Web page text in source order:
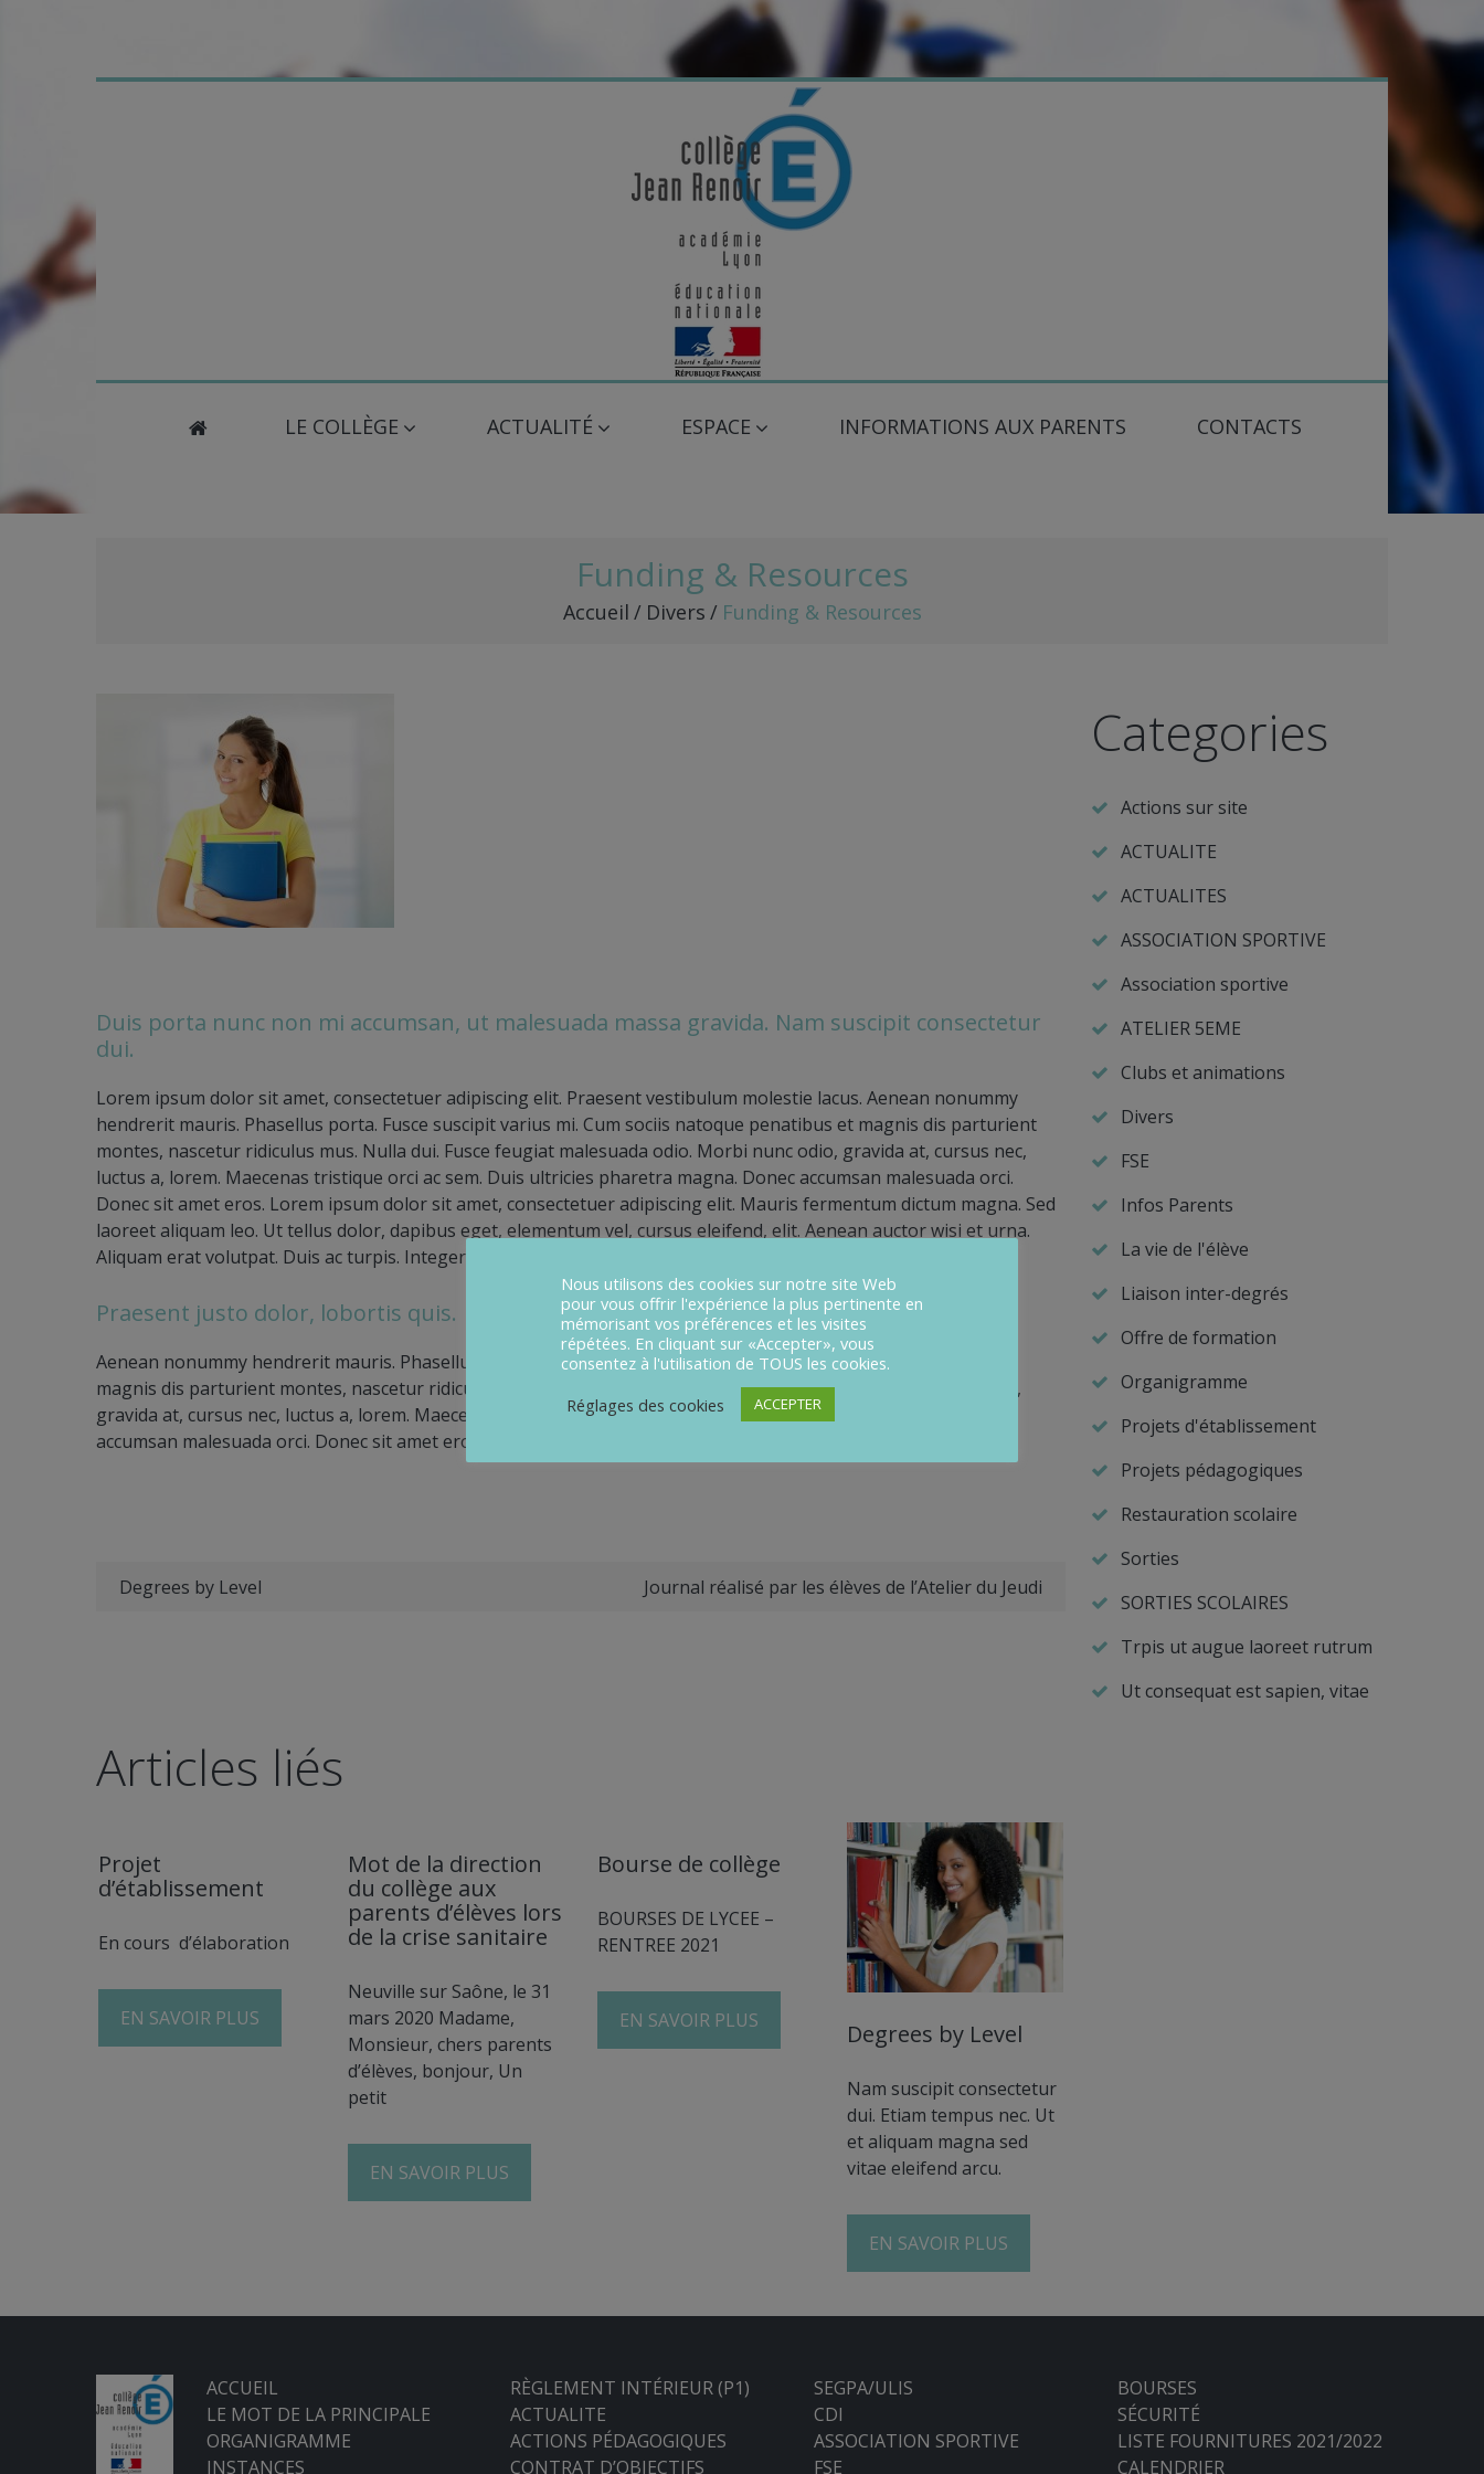
LE COLLÈGE ACTUALITÉ ESPACE INFORMATIONS AUX PARENTS CONTACTS
Funding & Resources
Accueil / Divers / Funding & Resources
Duis porta nunc non mi accumsan, ut malesuada massa gravida. Nam suscipit consectetur
dui.
Lorem ipsum dolor sit amet, consectetuer adipiscing elit. Praesent vestibulum molestie lacus. Aenean nonummy
hendrerit mauris. Phasellus porta. Fusce suscipit varius mi. Cum sociis natoque penatibus et magnis dis parturient
montes, nascetur ridiculus mus. Nulla dui. Fusce feugiat malesuada odio. Morbi nunc odio, gravida at, cursus nec,
luctus a, lorem. Maecenas tristique orci ac sem. Duis ultricies pharetra magna. Donec accumsan malesuada orci.
Donec sit amet eros. Lorem ipsum dolor sit amet, consectetuer adipiscing elit. Mauris fermentum dictum magna. Sed
laoreet aliquam leo. Ut tellus dolor, dapibus eget, elementum vel, cursus eleifend, elit. Aenean auctor wisi et urna.
Aliquam erat volutpat. Duis ac turpis. Integer rutrum ante eu lacus.
Praesent justo dolor, lobortis quis.
Aenean nonummy hendrerit mauris. Phasellus porta. Fusce suscipit varius mi. Cum sociis natoque penatibus et
magnis dis parturient montes, nascetur ridiculus mus. Nulla dui. Fusce feugiat malesuada odio. Morbi nunc odio,
gravida at, cursus nec, luctus a, lorem. Maecenas tristique orci ac sem. Duis ultricies pharetra magna. Donec
accumsan malesuada orci. Donec sit amet eros. Lorem ipsum dolor sit amet, consectetuer adipiscing elit.
Degrees by Level Journal réalisé par les élèves de l’Atelier du Jeudi
Articles liés
Projet
d’établissement
En cours d’élaboration
EN SAVOIR PLUS
Mot de la direction
du collège aux
parents d’élèves lors
de la crise sanitaire
Neuville sur Saône, le 31
mars 2020 Madame,
Monsieur, chers parents
d’élèves, bonjour, Un
petit
EN SAVOIR PLUS
Bourse de collège
BOURSES DE LYCEE –
RENTREE 2021
EN SAVOIR PLUS Degrees by Level
Nam suscipit consectetur
dui. Etiam tempus nec. Ut
et aliquam magna sed
vitae eleifend arcu.
EN SAVOIR PLUS
Categories
Actions sur site
ACTUALITE
ACTUALITES
ASSOCIATION SPORTIVE
Association sportive
ATELIER 5EME
Clubs et animations
Divers
FSE
Infos Parents
La vie de l'élève
Liaison inter-degrés
Offre de formation
Organigramme
Projets d'établissement
Projets pédagogiques
Restauration scolaire
Sorties
SORTIES SCOLAIRES
Trpis ut augue laoreet rutrum
Ut consequat est sapien, vitae
ACCUEIL
LE MOT DE LA PRINCIPALE
ORGANIGRAMME
INSTANCES
RÈGLEMENT INTÉRIEUR (P1)
ACTUALITE
ACTIONS PÉDAGOGIQUES
CONTRAT D’OBJECTIFS
SEGPA/ULIS
CDI
ASSOCIATION SPORTIVE
FSE
BOURSES
SÉCURITÉ
LISTE FOURNITURES 2021/2022
CALENDRIER
Nous utilisons des cookies sur notre site Web
pour vous offrir l'expérience la plus pertinente en
mémorisant vos préférences et les visites
répétées. En cliquant sur «Accepter», vous
consentez à l'utilisation de TOUS les cookies.
Réglages des cookies
ACCEPTER